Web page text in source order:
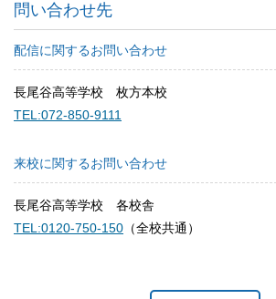
問い合わせ先
配信に関するお問い合わせ
長尾谷高等学校 枚方本校
TEL:072-850-9111
来校に関するお問い合わせ
長尾谷高等学校 各校舎
TEL:0120-750-150 （全校共通）